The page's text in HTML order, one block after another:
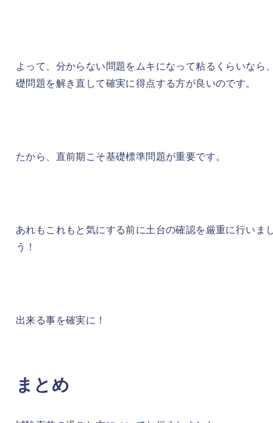
よって、分からない問題をムキになって粘るくらいなら
礎問題を解き直して確実に得点する方が良いのです。
たから、直前期こそ基礎標準問題が重要です。
あれもこれもと気にする前に土台の確認を厳重に行いま
う！
出来る事を確実に！
まとめ